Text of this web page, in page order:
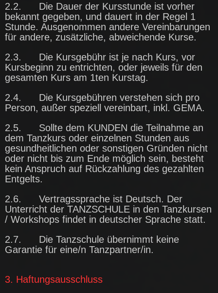
2.2. Die Dauer der Kursstunde ist vorher
bekannt gegeben, und dauert in der Regel 1
Stunde. Ausgenommen andere Vereinbarungen
für andere, zusätzliche, abweichende Kurse.
2.3. Die Kursgebühr ist je nach Kurs, vor
Kursbeginn zu entrichten, oder jeweils für den
gesamten Kurs am 1ten Kurstag.
2.4. Die Kursgebühren verstehen sich pro
Person, außer speziell vereinbart, inkl. GEMA.
2.5. Sollte dem KUNDEN die Teilnahme an
dem Tanzkurs oder einzelnen Stunden aus
gesundheitlichen oder sonstigen Gründen nicht
oder nicht bis zum Ende möglich sein, besteht
kein Anspruch auf Rückzahlung des gezahlten
Entgelts.
2.6. Vertragssprache ist Deutsch. Der
Unterricht der TANZSCHULE in den Tanzkursen
/ Workshops findet in deutscher Sprache statt.
2.7. Die Tanzschule übernimmt keine
Garantie für eine/n Tanzpartner/in.
3. Haftungsausschluss